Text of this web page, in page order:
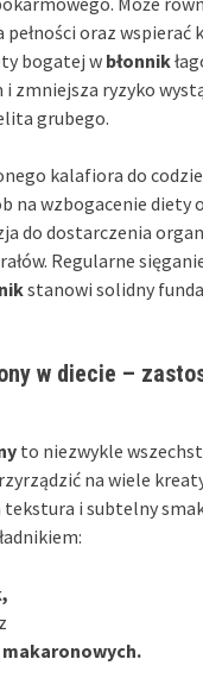
pełności oraz wspierać
bogatej w błonnik
zmniejsza ryzyko
grubego.
kalafiora do
na wzbogacenie diety o
do dostarczenia
Regularne
stanowi solidny
w diecie –
to niezwykle
na wiele
tekstura i subtelny